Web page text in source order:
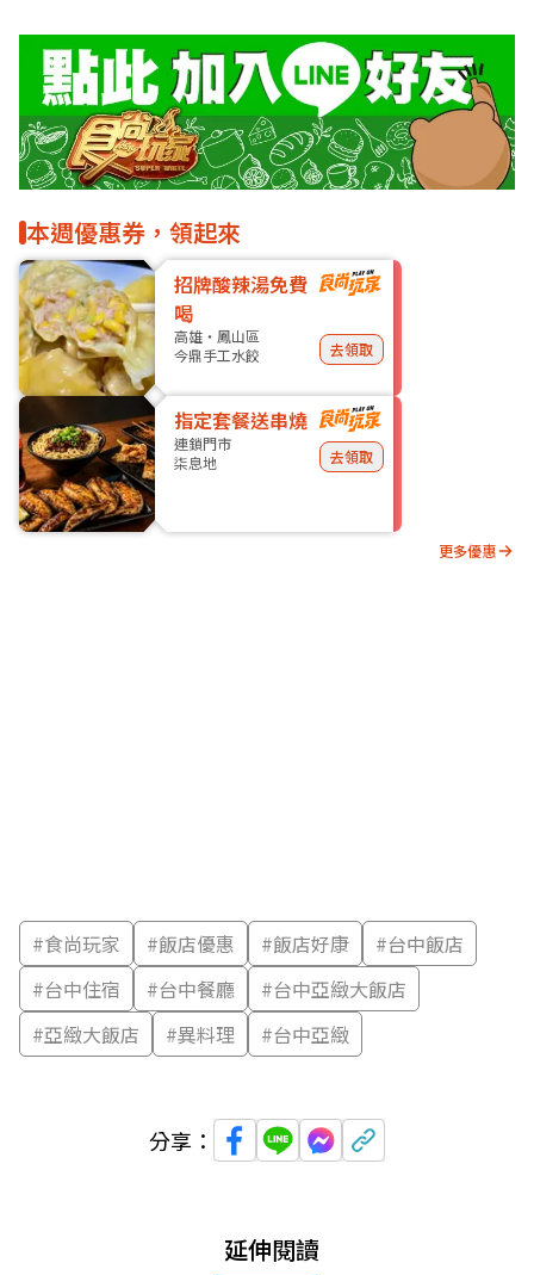
本週優惠券，領起來
招牌酸辣湯免費
喝
高雄・鳳山區
今鼎手工水餃
去領取
指定套餐送串燒
連鎖門市
柒息地
去領取
更多優惠
#食尚玩家 #飯店優惠 #飯店好康 #台中飯店
#台中住宿 #台中餐廳 #台中亞緻大飯店
#亞緻大飯店 #異料理 #台中亞緻
分享：
延伸閱讀